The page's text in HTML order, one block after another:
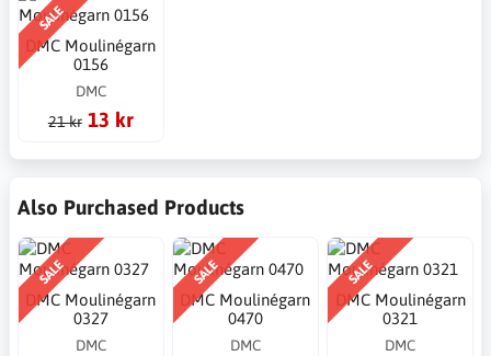
SALE
DMC Moulinégarn
0156
DMC
21 kr 13 kr
Also Purchased Products
SALE
DMC Moulinégarn
0327
DMC
SALE
DMC Moulinégarn
0470
DMC
SALE
DMC Moulinégarn
0321
DMC